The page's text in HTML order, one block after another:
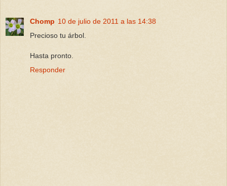
Chomp 10 de julio de 2011 a las 14:38
Precioso tu árbol.
Hasta pronto.
Responder